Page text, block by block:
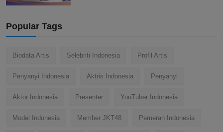
Popular Tags
Biodata Artis Selebriti Indonesia Profil Artis
Penyanyi Indonesia Aktris Indonesia Penyanyi
Aktor Indonesia Presenter YouTuber Indonesia
Model Indonesia Member JKT48 Pemeran Indonesia